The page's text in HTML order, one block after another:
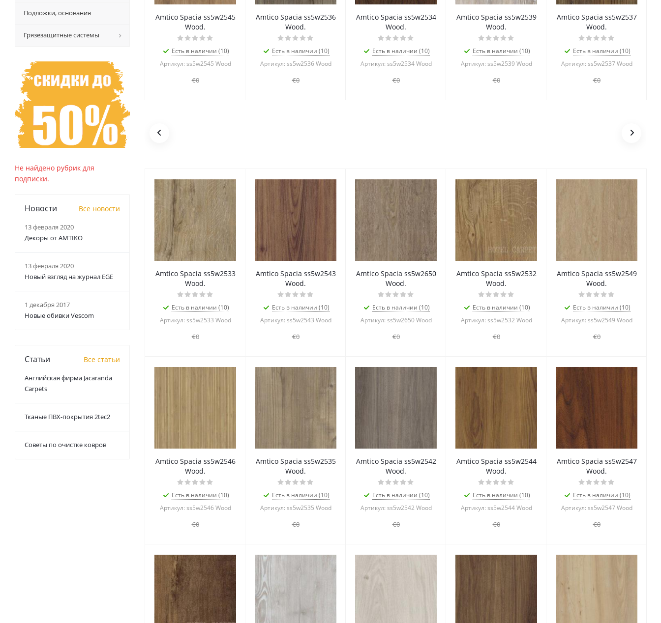
Amtico Spacia ss5w2545
Wood.
Есть в наличии (10)
Артикул: ss5w2545 Wood
€0
Amtico Spacia ss5w2536
Wood.
Есть в наличии (10)
Артикул: ss5w2536 Wood
€0
Amtico Spacia ss5w2534
Wood.
Есть в наличии (10)
Артикул: ss5w2534 Wood
€0
Amtico Spacia ss5w2539
Wood.
Есть в наличии (10)
Артикул: ss5w2539 Wood
€0
Amtico Spacia ss5w2537
Wood.
Есть в наличии (10)
Артикул: ss5w2537 Wood
€0
Amtico Spacia ss5w2533
Wood.
Есть в наличии (10)
Артикул: ss5w2533 Wood
€0
Amtico Spacia ss5w2543
Wood.
Есть в наличии (10)
Артикул: ss5w2543 Wood
€0
Amtico Spacia ss5w2650
Wood.
Есть в наличии (10)
Артикул: ss5w2650 Wood
€0
Amtico Spacia ss5w2532
Wood.
Есть в наличии (10)
Артикул: ss5w2532 Wood
€0
Amtico Spacia ss5w2549
Wood.
Есть в наличии (10)
Артикул: ss5w2549 Wood
€0
Amtico Spacia ss5w2546
Wood.
Есть в наличии (10)
Артикул: ss5w2546 Wood
€0
Amtico Spacia ss5w2535
Wood.
Есть в наличии (10)
Артикул: ss5w2535 Wood
€0
Amtico Spacia ss5w2542
Wood.
Есть в наличии (10)
Артикул: ss5w2542 Wood
€0
Amtico Spacia ss5w2544
Wood.
Есть в наличии (10)
Артикул: ss5w2544 Wood
€0
Amtico Spacia ss5w2547
Wood.
Есть в наличии (10)
Артикул: ss5w2547 Wood
€0
Подложки, основания
Грязезащитные системы
Не найдено рубрик для
подписки.
Новости Все новости
13 февраля 2020
Декоры от AMTIKO
13 февраля 2020
Новый взгляд на журнал EGE
1 декабря 2017
Новые обивки Vescom
Статьи Все статьи
Английская фирма Jacaranda
Carpets
Тканые ПВХ-покрытия 2tec2
Советы по очистке ковров